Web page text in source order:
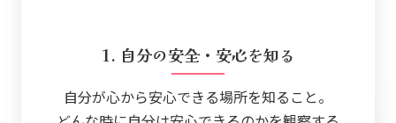
1. 自分の安全・安心を知る
自分が心から安心できる場所を知ること。